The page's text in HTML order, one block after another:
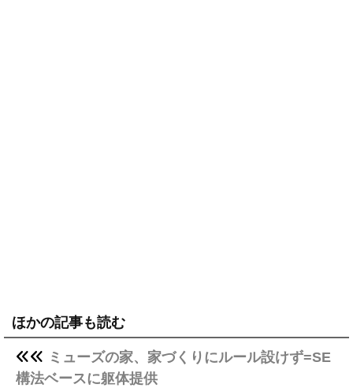
ほかの記事も読む
ミューズの家、家づくりにルール設けず=SE
構法ベースに躯体提供